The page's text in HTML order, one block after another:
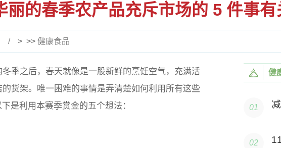
丽的春季农产品充斥市场的 5 件事有
> >> 健康食品
季之后，春天就像是一股新鲜的烹饪空气，充满活
货架。唯一困难的事情是弄清楚如何利用所有这些
是利用本赛季赏金的五个想法：
健